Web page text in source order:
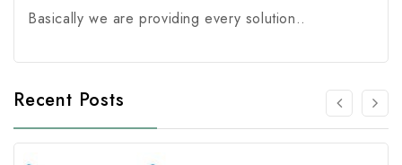
Basically we are providing every solution..
Recent Posts